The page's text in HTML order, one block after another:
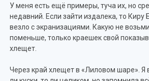
У меня есть ещё примеры, туча их, но
недавний. Если зайти издалека, то Киру
везло с экранизациями. Какую не
поменьше, только краешек свой
хлещет.
Через край хлещет в «Лиловом шаре». Я